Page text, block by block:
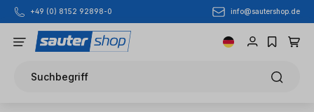
Zum Hauptinhalt springen
+49 (0) 8152 92898-0 info@sautershop.de
Suchbegriff